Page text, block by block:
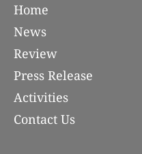
Home
News
Review
Press Release
Activities
Contact Us